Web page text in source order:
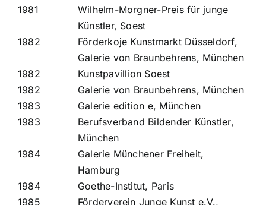
1981
Wilhelm-Morgner-Preis für junge
Künstler, Soest
1982
Förderkoje Kunstmarkt Düsseldorf,
Galerie von Braunbehrens, München
1982
Kunstpavillion Soest
1982
Galerie von Braunbehrens, München
1983
Galerie edition e, München
1983
Berufsverband Bildender Künstler,
München
1984
Galerie Münchener Freiheit,
Hamburg
1984
Goethe-Institut, Paris
1985
Förderverein Junge Kunst e.V.,